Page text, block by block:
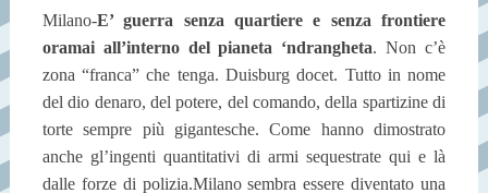
Milano-E’ guerra senza quartiere e senza frontiere
oramai all’interno del pianeta ‘ndrangheta. Non c’è
zona “franca” che tenga. Duisburg docet. Tutto in nome
del dio denaro, del potere, del comando, della spartizine di
torte sempre più gigantesche. Come hanno dimostrato
anche gl’ingenti quantitativi di armi sequestrate qui e là
dalle forze di polizia.Milano sembra essere diventato una